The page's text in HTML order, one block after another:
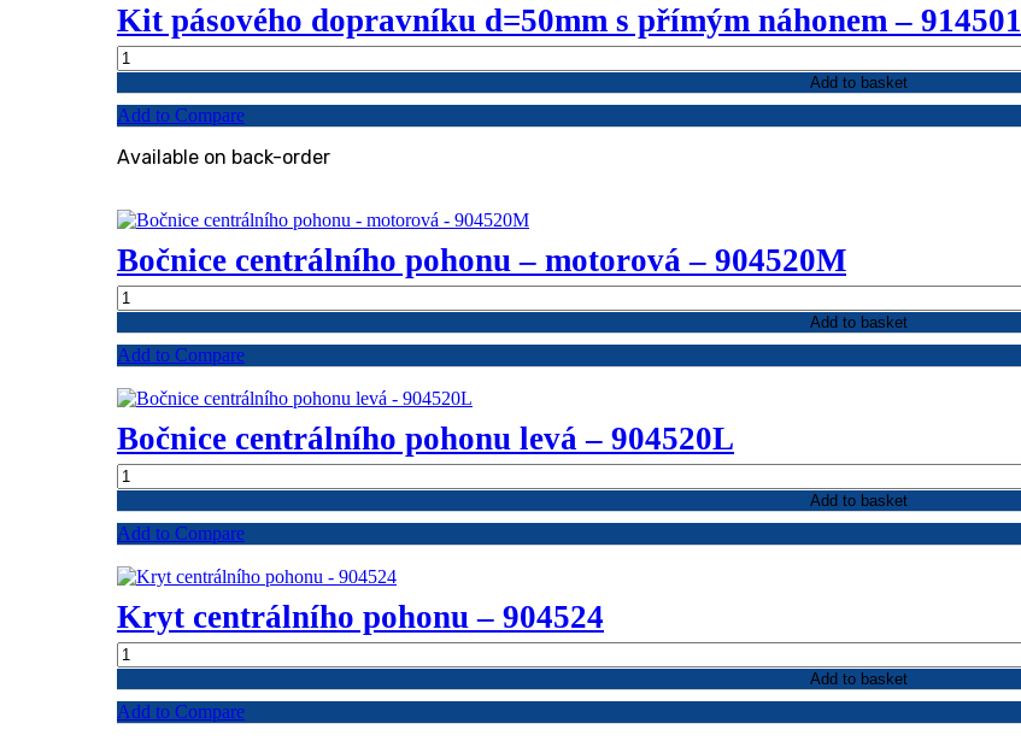
Kit pásového dopravníku d=50mm s přímým náhonem – 914501
Kit
pásového
dopravníku
d=50mm
přímým
-
914501
quantity
Add to basket
Add to Compare
Available on back-order
Bočnice centrálního pohonu – motorová – 904520M
Bočnice
centrálního
pohonu
-
-
904520M
quantity
Add to basket
Add to Compare
Bočnice centrálního pohonu levá – 904520L
Bočnice
centrálního
pohonu
levá
904520L
quantity
Add to basket
Add to Compare
Kryt centrálního pohonu – 904524
Kryt
centrálního
pohonu
-
Add to basket
Add to Compare